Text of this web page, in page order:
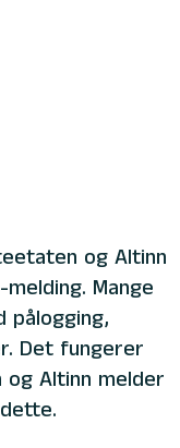
og Altinn
Mange
pålogging,
Det fungerer
og Altinn melder